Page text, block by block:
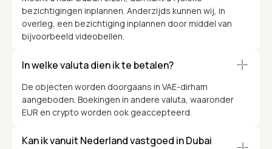
bezichtigingen inplannen. Anderzijds kunnen wij, in
overleg, een bezichtiging inplannen door middel van
bijvoorbeeld videobellen.
In welke valuta dien ik te betalen?
De objecten worden doorgaans in VAE-dirham
aangeboden. Boekingen in andere valuta, waaronder
EUR en crypto worden ook geaccepteerd.
Kan ik vanuit Nederland vastgoed in Dubai